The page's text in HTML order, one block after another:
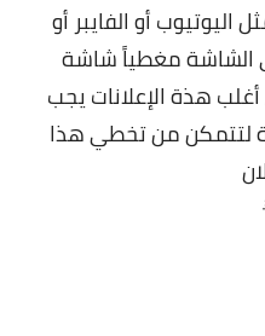
أو الفايبر أو
الشاشة مغطياً شاشة
أغلب هذة الإعلانات يجب
ومشاهدة 30 ثانية لتتمكن من تخطي هذا